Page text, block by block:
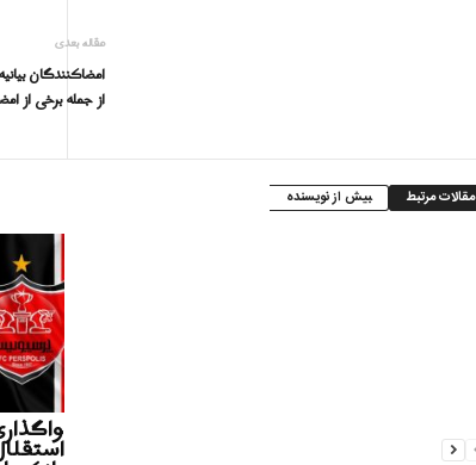
مقاله بعدی
امضاکنندگان
از جمله برخی از
مقالات مرتبط بیش از نویسنده